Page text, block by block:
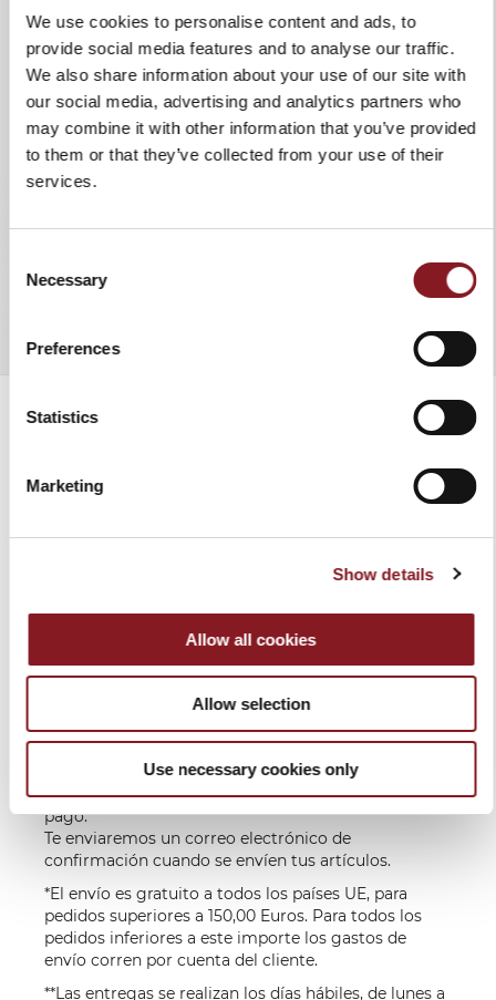
We use cookies to personalise content and ads, to
provide social media features and to analyse our traffic.
We also share information about your use of our site with
our social media, advertising and analytics partners who
may combine it with other information that you’ve provided
to them or that they’ve collected from your use of their
services.
Selection
Necessary
Preferences
Statistics
Marketing
Show details
Allow all cookies
Allow selection
Use necessary cookies only
DESCUBRE MÁS
GASTOS DE ENVÌO
Europa GRATIS*
Entrega en los 6 -
10 días hábiles
recepción del
pago**
en función del
País de Destino
Entrega en los 6-10 días hábiles siguientes a la
recepción del pago.
Para los productos más exclusivos como la
cortadora con volante, los tiempos de entrega
pueden variar y se comunicarán tras la recepción del
pago.
Te enviaremos un correo electrónico de
confirmación cuando se envíen tus artículos.
*El envío es gratuito a todos los países UE, para
pedidos superiores a 150,00 Euros. Para todos los
pedidos inferiores a este importe los gastos de
envío corren por cuenta del cliente.
**Las entregas se realizan los días hábiles, de lunes a